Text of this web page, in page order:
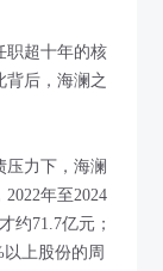
职超十年的核
背后，海澜之
压力下，海澜
年至2024
约71.7亿元；
上股份的周